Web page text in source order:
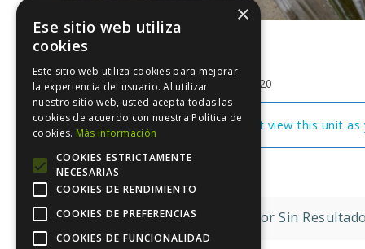
julio 15, 2020
You cannot view this unit
Navegación
El Escritor Sin
×
Ese sitio web utiliza
cookies
Este sitio web utiliza cookies para mejorar
la experiencia del usuario. Al utilizar
nuestro sitio web, usted acepta todas las
cookies de acuerdo con nuestra Política de
cookies. Más información
COOKIES ESTRICTAMENTE
NECESARIAS
COOKIES DE RENDIMIENTO
COOKIES DE PREFERENCIAS
COOKIES DE FUNCIONALIDAD